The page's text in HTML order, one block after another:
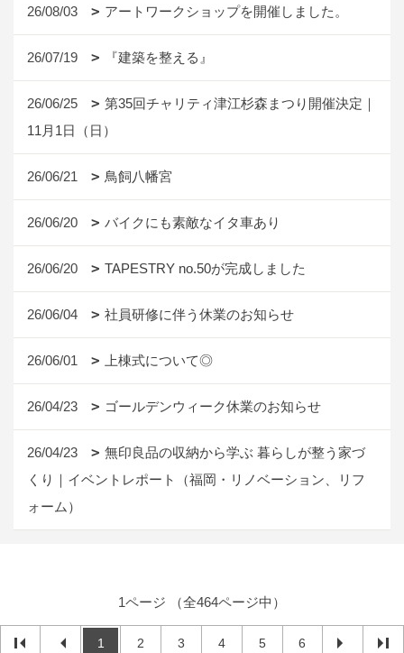
26/08/03 アートワークショップを開催しました。
26/07/19 『建築を整える』
26/06/25
第35回チャリティ津江杉森まつり開催決定｜
11月1日（日）
26/06/21 鳥飼八幡宮
26/06/20 バイクにも素敵なイタ車あり
26/06/20 TAPESTRY no.50が完成しました
26/06/04 社員研修に伴う休業のお知らせ
26/06/01 上棟式について◎
26/04/23 ゴールデンウィーク休業のお知らせ
26/04/23
無印良品の収納から学ぶ 暮らしが整う家づ
くり｜イベントレポート（福岡・リノベーション、リフ
ォーム）
1ページ （全464ページ中）
1 2 3 4 5 6